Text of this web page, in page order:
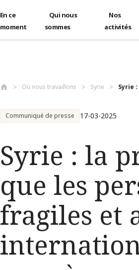
En ce
moment
Qui nous
sommes
Nos
activités
Où nous travaillons Syrie Syrie
Communiqué de presse 17-03-2025
Syrie : la
que les
fragiles et